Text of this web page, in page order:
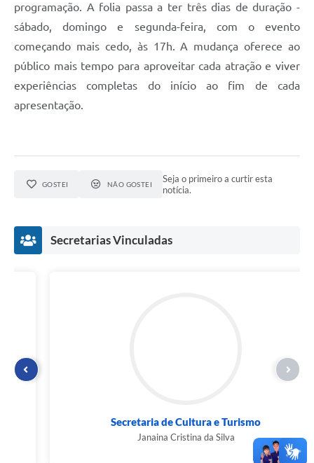
programação. A folia passa a ter três dias de duração -
sábado, domingo e segunda-feira, com o evento
começando mais cedo, às 17h. A mudança oferece ao
público mais tempo para aproveitar cada atração e viver
experiências completas do início ao fim de cada
apresentação.
GOSTEI NÃO GOSTEI
Seja o primeiro a curtir esta
notícia.
Secretarias Vinculadas
Secretaria de Cultura e Turismo
Janaina Cristina da Silva